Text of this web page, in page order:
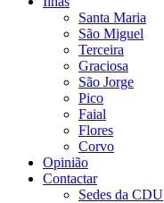
Santa Maria
São Miguel
Terceira
Graciosa
São Jorge
Pico
Faial
Flores
Corvo
Opinião
Contactar
Sedes da CDU